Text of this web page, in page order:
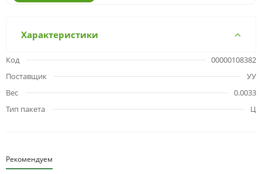
Характеристики
Код
00000108382
Поставщик
УУ
Вес
0.0033
Тип пакета
Ц
Рекомендуем